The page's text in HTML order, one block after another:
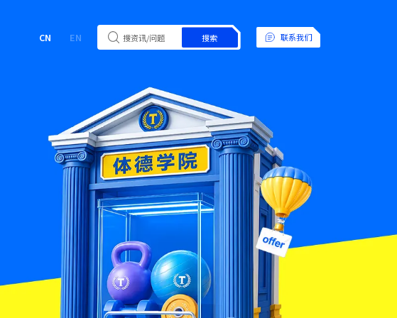
CN EN 搜索 联系我们